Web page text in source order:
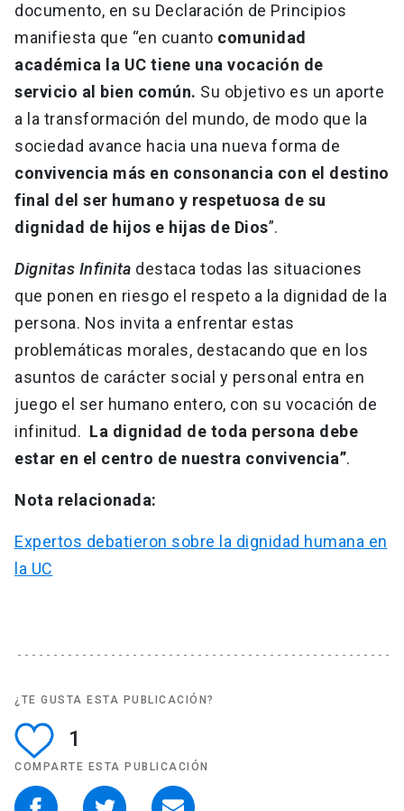
documento, en su Declaración de Principios
manifiesta que “en cuanto comunidad
académica la UC tiene una vocación de
servicio al bien común. Su objetivo es un aporte
a la transformación del mundo, de modo que la
sociedad avance hacia una nueva forma de
convivencia más en consonancia con el destino
final del ser humano y respetuosa de su
dignidad de hijos e hijas de Dios”.
Dignitas Infinita destaca todas las situaciones
que ponen en riesgo el respeto a la dignidad de la
persona. Nos invita a enfrentar estas
problemáticas morales, destacando que en los
asuntos de carácter social y personal entra en
juego el ser humano entero, con su vocación de
infinitud. La dignidad de toda persona debe
estar en el centro de nuestra convivencia”.
Nota relacionada:
Expertos debatieron sobre la dignidad humana en
la UC
¿TE GUSTA ESTA PUBLICACIÓN?
1
COMPARTE ESTA PUBLICACIÓN